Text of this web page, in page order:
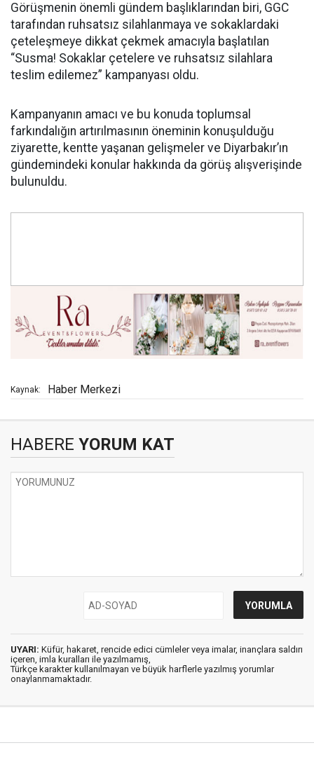
Görüşmenin önemli gündem başlıklarından biri, GGC
tarafından ruhsatsız silahlanmaya ve sokaklardaki
çeteleşmeye dikkat çekmek amacıyla başlatılan
“Susma! Sokaklar çetelere ve ruhsatsız silahlara
teslim edilemez” kampanyası oldu.
Kampanyanın amacı ve bu konuda toplumsal
farkındalığın artırılmasının öneminin konuşulduğu
ziyarette, kentte yaşanan gelişmeler ve Diyarbakır’ın
gündemindeki konular hakkında da görüş alışverişinde
bulunuldu.
Kaynak: Haber Merkezi
HABERE YORUM KAT
UYARI: Küfür, hakaret, rencide edici cümleler veya imalar, inançlara saldırı
içeren, imla kuralları ile yazılmamış,
Türkçe karakter kullanılmayan ve büyük harflerle yazılmış yorumlar
onaylanmamaktadır.